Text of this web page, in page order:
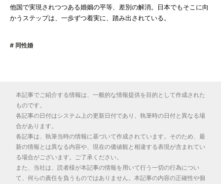
他国で実現されつつある婚姻の平等、差別の解消。日本でもそこに向
かうステップは、一歩ずつ着実に、踏み出されている。
同性婚
本記事でご紹介する情報は、一般的な情報提供を目的として作成された
ものです。
各記事の日付はシステム上の更新日付であり、執筆時の日付と異なる場
合があります。
各記事は、執筆当時の情報に基づいて作成されています。そのため、最
新の情報とは異なる内容や、現在の価値観と相違する表現が含まれてい
る場合がございます。ご了承ください。
また、当社は、読者様が本記事の情報を用いて行う一切の行為につい
て、何らの責任を負うものではありません。本記事の内容の正確性や個